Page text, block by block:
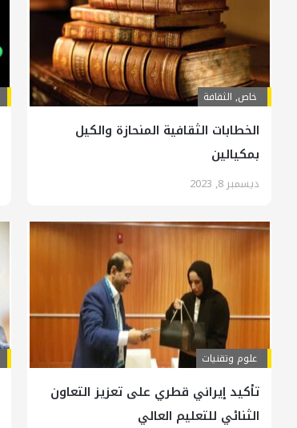
خاص, الثقافة
الخطابات الثقافية المنحازة والكيل
بمكيالين
ديسمبر 8, 2023
علوم وتقنيات
تأكيد إيراني قطري على تعزيز التعاون
الثنائي للتعليم العالي